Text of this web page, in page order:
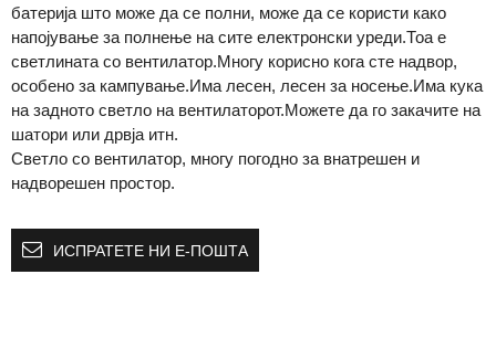
батерија што може да се полни, може да се користи како
напојување за полнење на сите електронски уреди.Тоа е
светлината со вентилатор.Многу корисно кога сте надвор,
особено за кампување.Има лесен, лесен за носење.Има кука
на задното светло на вентилаторот.Можете да го закачите на
шатори или дрвја итн.
Светло со вентилатор, многу погодно за внатрешен и
надворешен простор.
ИСПРАТЕТЕ НИ Е-ПОШТА